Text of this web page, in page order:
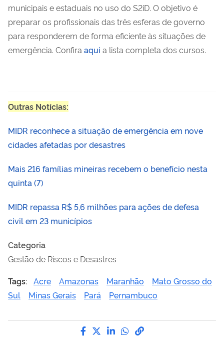
municipais e estaduais no uso do S2iD. O objetivo é
preparar os profissionais das três esferas de governo
para responderem de forma eficiente às situações de
emergência. Confira aqui a lista completa dos cursos.
Outras Notícias:
MIDR reconhece a situação de emergência em nove
cidades afetadas por desastres
Mais 216 famílias mineiras recebem o benefício nesta
quinta (7)
MIDR repassa R$ 5,6 milhões para ações de defesa
civil em 23 municípios
Categoria
Gestão de Riscos e Desastres
Tags: Acre Amazonas Maranhão
Mato Grosso do
Sul
Minas Gerais Pará Pernambuco
Compartilhe por Facebook
Compartilhe por Twitter
Compartilhe por
Compartilhe por
link para Copiar